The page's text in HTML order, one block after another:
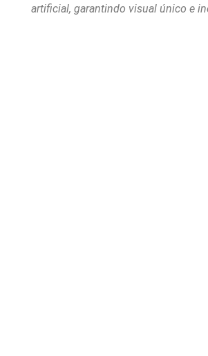
artificial, garantindo visual único e